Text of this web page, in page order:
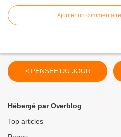
Ajouter un commentaire
< PENSĖE DU JOUR
Hébergé par Overblog
Top articles